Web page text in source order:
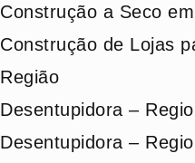
Construção a Seco
Construção de Lojas
Região
Desentupidora –
Desentupidora –